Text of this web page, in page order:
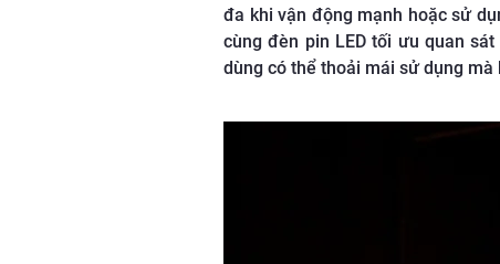
đa khi vận động mạnh hoặc sử
cùng đèn pin LED tối ưu quan
dùng có thể thoải mái sử dụng